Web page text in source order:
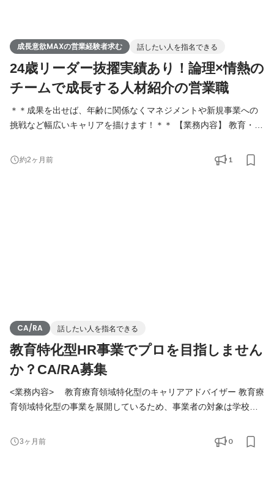
成長意欲MAXの営業経験者求む 話したい人を指名できる
24歳リーダー抜擢実績あり！論理×情熱の
チームで成長する人材紹介の営業職
＊＊成果を出せば、年齢に関係なくマネジメントや新規事業への
挑戦など幅広いキャリアを描けます！＊＊ 【業務内容】 教育・療
人営業を担当していただきます。 事業者の対象は学校、塾、習い
事教室、児童発達支援教室、放課後等デイサービス、幼稚園、保
約2ヶ月前 1
CA/RA 話したい人を指名できる
教育特化型HR事業でプロを目指しません
か？CA/RA募集
<業務内容> 教育療育領域特化型のキャリアアドバイザー 教育療
育領域特化型の事業を展開しているため、事業者の対象は学校、
稚園、保育園、教育系の企業、などになります。 求職者の対象は
教員、塾講師、保育士、児童発達支援管理責任者、教育保育民間
3ヶ月前 0